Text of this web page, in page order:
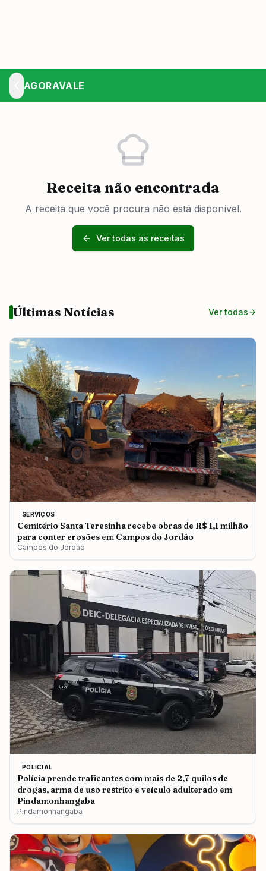
AGORAVALE
Receita não encontrada
A receita que você procura não está disponível.
Ver todas as receitas
Últimas Notícias Ver todas
SERVIÇOS
Cemitério Santa Teresinha recebe obras de R$ 1,1 milhão
para conter erosões em Campos do Jordão
Campos do Jordão
POLICIAL
Polícia prende traficantes com mais de 2,7 quilos de
drogas, arma de uso restrito e veículo adulterado em
Pindamonhangaba
Pindamonhangaba